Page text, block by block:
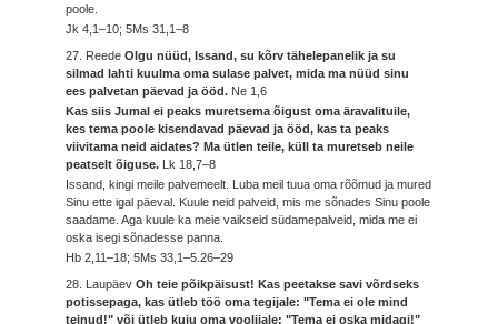
poole.
Jk 4,1–10; 5Ms 31,1–8
27. ReedeOlgu nüüd, Issand, su kõrv tähelepanelik ja su
silmad lahti kuulma oma sulase palvet, mida ma nüüd sinu
ees palvetan päevad ja ööd. Ne 1,6
Kas siis Jumal ei peaks muretsema õigust oma äravalituile,
kes tema poole kisendavad päevad ja ööd, kas ta peaks
viivitama neid aidates? Ma ütlen teile, küll ta muretseb neile
peatselt õiguse. Lk 18,7–8
Issand, kingi meile palvemeelt. Luba meil tuua oma rõõmud ja mured
Sinu ette igal päeval. Kuule neid palveid, mis me sõnades Sinu poole
saadame. Aga kuule ka meie vaikseid südamepalveid, mida me ei
oska isegi sõnadesse panna.
Hb 2,11–18; 5Ms 33,1–5.26–29
28. LaupäevOh teie põikpäisust! Kas peetakse savi võrdseks
potissepaga, kas ütleb töö oma tegijale: "Tema ei ole mind
teinud!" või ütleb kuju oma voolijale: "Tema ei oska midagi!"